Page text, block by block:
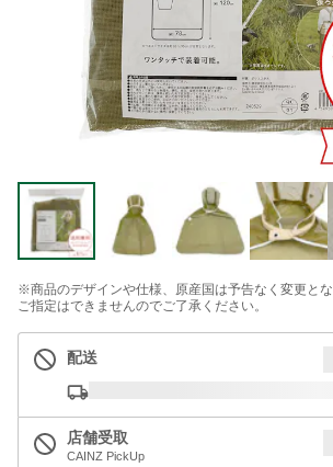
※商品のデザインや仕様、原産国は予告なく変更とな
ご指定はできませんのでご了承ください。
配送
店舗受取
CAINZ PickUp